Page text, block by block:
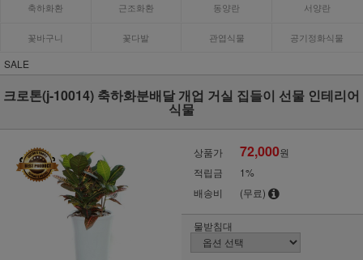
축하화환 근조화환 동양란 서양란
꽃바구니 꽃다발 관엽식물 공기정화식물
SALE
크로톤(j-10014) 축하화분배달 개업 거실 집들이 선물 인테리어
식물
상품가 72,000원
적립금
1%
배송비
(무료)
물받침대